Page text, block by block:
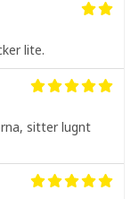
lite.
sitter lugnt